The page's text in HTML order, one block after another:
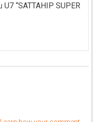
“SATTAHIP SUPER